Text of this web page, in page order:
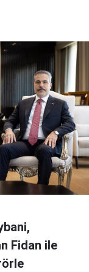
Fidan ile